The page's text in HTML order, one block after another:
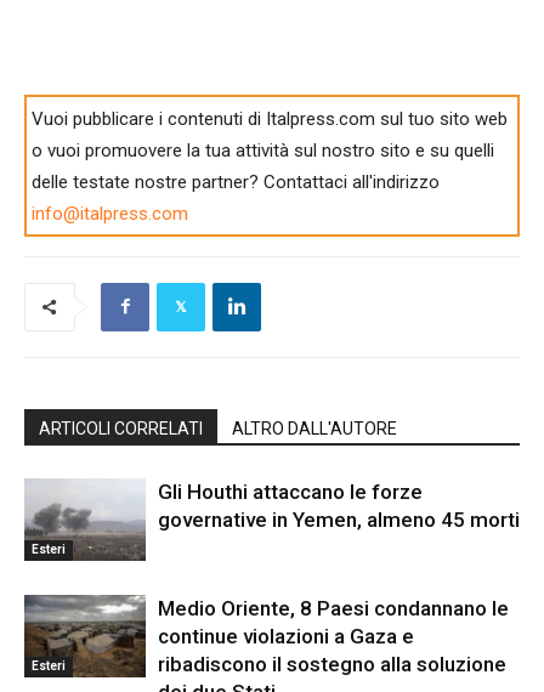
Vuoi pubblicare i contenuti di Italpress.com sul tuo sito web
o vuoi promuovere la tua attività sul nostro sito e su quelli
delle testate nostre partner? Contattaci all'indirizzo
info@italpress.com
ARTICOLI CORRELATI ALTRO DALL'AUTORE
Esteri
Gli Houthi attaccano le forze
governative in Yemen, almeno 45 morti
Esteri
Medio Oriente, 8 Paesi condannano le
continue violazioni a Gaza e
ribadiscono il sostegno alla soluzione